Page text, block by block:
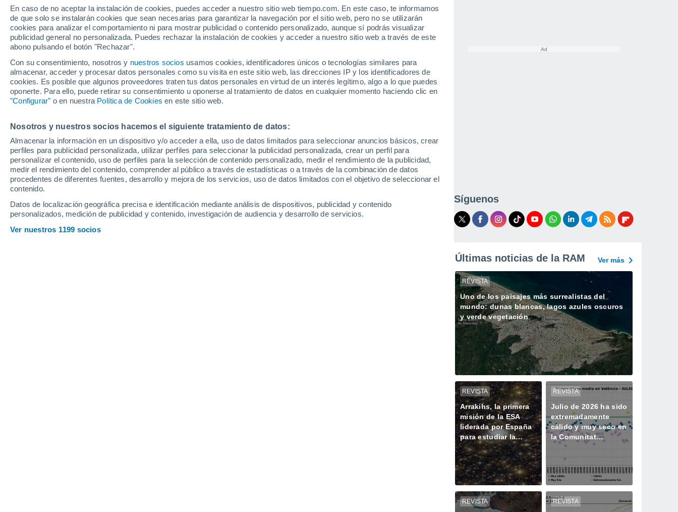
En caso de no aceptar la instalación de cookies, puedes acceder a nuestro sitio web tiempo.com. En este caso, te informamos
de que solo se instalarán cookies que sean necesarias para garantizar la navegación por el sitio web, pero no se utilizarán
cookies para analizar el comportamiento ni para mostrar publicidad o contenido personalizado, aunque sí podrás visualizar
publicidad general no personalizada. Puedes rechazar la instalación de cookies y acceder a nuestro sitio web a través de este
abono pulsando el botón "Rechazar".
Con su consentimiento, nosotros y nuestros socios usamos cookies, identificadores únicos o tecnologías similares para
almacenar, acceder y procesar datos personales como su visita en este sitio web, las direcciones IP y los identificadores de
cookies. Es posible que algunos proveedores traten tus datos personales en virtud de un interés legítimo, algo a lo que puedes
oponerte. Para ello, puede retirar su consentimiento u oponerse al tratamiento de datos en cualquier momento haciendo clic en
"Configurar" o en nuestra Política de Cookies en este sitio web.
Nosotros y nuestros socios hacemos el siguiente tratamiento de datos:
Almacenar la información en un dispositivo y/o acceder a ella, uso de datos limitados para seleccionar anuncios básicos, crear
perfiles para publicidad personalizada, utilizar perfiles para seleccionar la publicidad personalizada, crear un perfil para
personalizar el contenido, uso de perfiles para la selección de contenido personalizado, medir el rendimiento de la publicidad,
medir el rendimiento del contenido, comprender al público a través de estadísticas o a través de la combinación de datos
procedentes de diferentes fuentes, desarrollo y mejora de los servicios, uso de datos limitados con el objetivo de seleccionar el
contenido.
Datos de localización geográfica precisa e identificación mediante análisis de dispositivos, publicidad y contenido
personalizados, medición de publicidad y contenido, investigación de audiencia y desarrollo de servicios.
Ver nuestros 1199 socios
y quecontinúe a través del invierno del hemisferio norte 2026-27 (96% de
probabilidad en diciembre 2026-febrero 2027) conciertas probabilidades de
que sea muy intenso (un Super El Niño)
Síguenos
Últimas noticias de la RAM Ver más
REVISTA
Uno de los paisajes más surrealistas del
mundo: dunas blancas, lagos azules oscuros
y verde vegetación
REVISTA
Arrakihs, la primera
misión de la ESA
liderada por España
para estudiar la
historia oculta de las
galaxias
REVISTA
Julio de 2026 ha sido
extremadamente
cálido y muy seco en
la Comunitat
Valenciana
REVISTA REVISTA